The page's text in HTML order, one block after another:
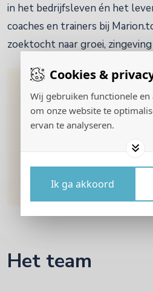
Cookies &
Wij gebruiken functionele en
om onze website te
ervan te analyseren.
Ik ga akkoord
in het bedrijfsleven én het
coaches en trainers bij
zoektocht naar groei,
"Je kunt als trainer of
met deelnemers dan dat je
kunt anderen simpelweg niet
gebieden die je zelf niet
zelf ook altijd bezig ben met
ontwikkeling."
Het team